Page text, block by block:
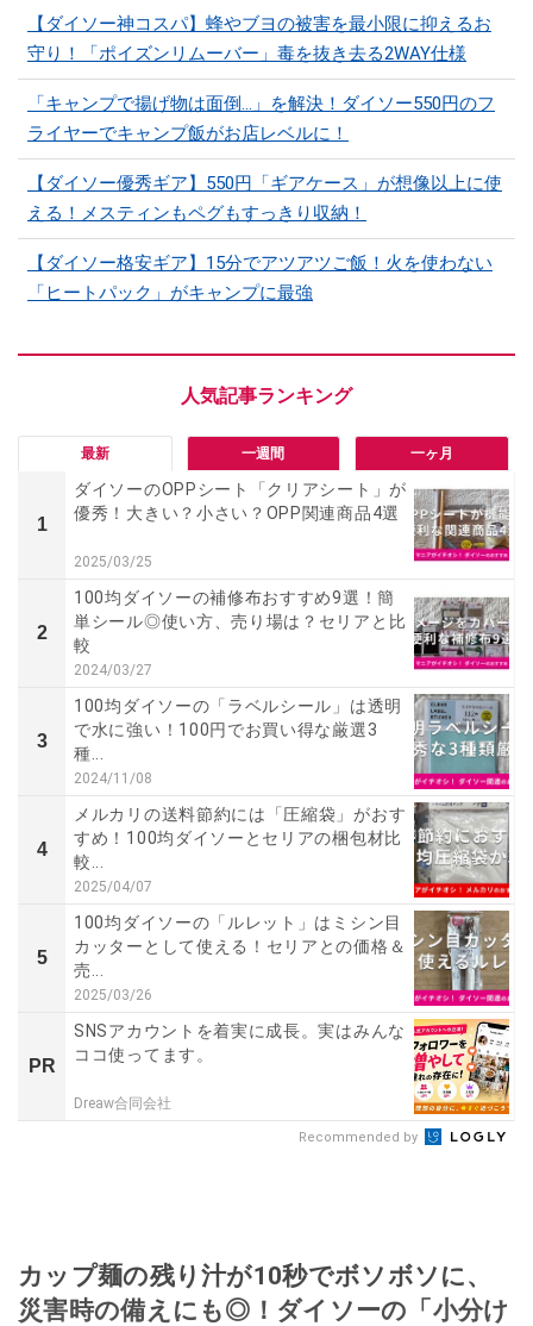
【ダイソー神コスパ】蜂やブヨの被害を最小限に抑えるお
守り！「ポイズンリムーバー」毒を抜き去る2WAY仕様
「キャンプで揚げ物は面倒…」を解決！ダイソー550円のフ
ライヤーでキャンプ飯がお店レベルに！
【ダイソー優秀ギア】550円「ギアケース」が想像以上に使
える！メスティンもペグもすっきり収納！
【ダイソー格安ギア】15分でアツアツご飯！火を使わない
「ヒートパック」がキャンプに最強
最新 一週間 一ヶ月
1
ダイソーのOPPシート「クリアシート」が
優秀！大きい？小さい？OPP関連商品4選
2025/03/25
2
100均ダイソーの補修布おすすめ9選！簡
単シール◎使い方、売り場は？セリアと比
較
2024/03/27
3
100均ダイソーの「ラベルシール」は透明
で水に強い！100円でお買い得な厳選3
種...
2024/11/08
4
メルカリの送料節約には「圧縮袋」がおす
すめ！100均ダイソーとセリアの梱包材比
較...
2025/04/07
5
100均ダイソーの「ルレット」はミシン目
カッターとして使える！セリアとの価格＆
売...
2025/03/26
PR
SNSアカウントを着実に成長。実はみんな
ココ使ってます。
Dreaw合同会社
Recommended by
カップ麺の残り汁が10秒でボソボソに、
災害時の備えにも◎！ダイソーの「小分け